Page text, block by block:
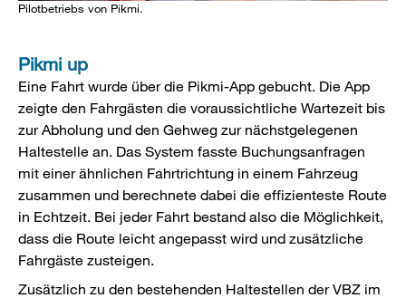
Pilotbetriebs von Pikmi.
Pikmi up
Eine Fahrt wurde über die Pikmi-App gebucht. Die App
zeigte den Fahrgästen die voraussichtliche Wartezeit bis
zur Abholung und den Gehweg zur nächstgelegenen
Haltestelle an. Das System fasste Buchungs­anfragen
mit einer ähnlichen Fahrtrichtung in einem Fahrzeug
zusammen und berechnete dabei die effizienteste Route
in Echtzeit. Bei jeder Fahrt bestand also die Möglich­keit,
dass die Route leicht an­ge­passt wird und zusätzliche
Fahrgäste zusteigen.
Zusätzlich zu den bestehenden Haltestellen der VBZ im